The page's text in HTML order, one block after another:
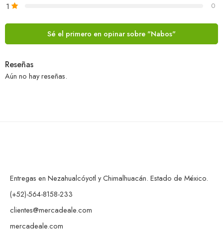
1 0
Sé el primero en opinar sobre "Nabos"
Reseñas
Aún no hay reseñas.
Entregas en Nezahualcóyotl y Chimalhuacán. Estado de México.
(+52)-564-8158-233
clientes@mercadeale.com
mercadeale.com